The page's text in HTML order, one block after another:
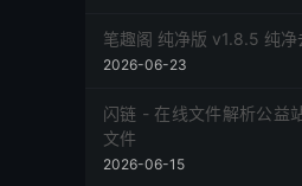
笔趣阁 纯净版 v1.8.5 纯
2026-06-23
闪链 - 在线文件解析公益
文件
2026-06-15